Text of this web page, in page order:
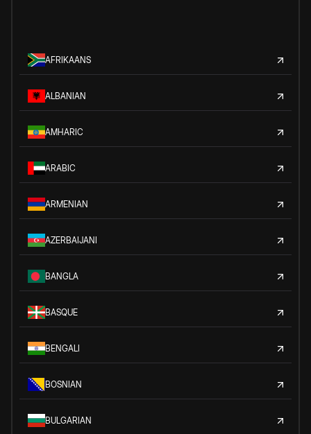
AFRIKAANS
ALBANIAN
AMHARIC
ARABIC
ARMENIAN
AZERBAIJANI
BANGLA
BASQUE
BENGALI
BOSNIAN
BULGARIAN